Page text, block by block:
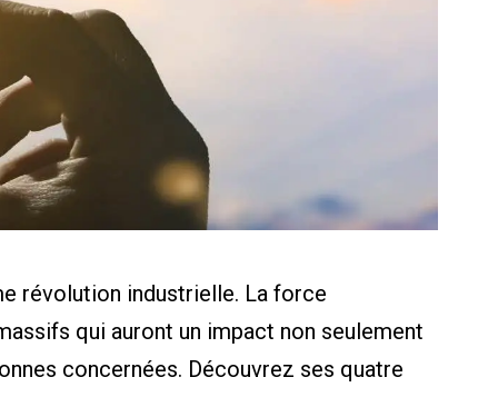
révolution industrielle. La force
qui auront un impact non seulement
concernées. Découvrez ses quatre